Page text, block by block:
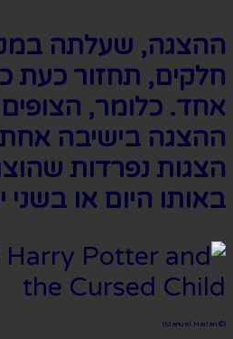
ההצגה, שעלתה
חלקים, תחזור כעת
אחד. כלומר,
ההצגה בישיבה
הצגות נפרדות
באותו היום או בשני
(© Manuel Harlan)